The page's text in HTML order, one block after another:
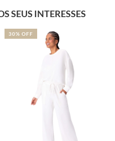
SEUS INTERESSES
30% OFF